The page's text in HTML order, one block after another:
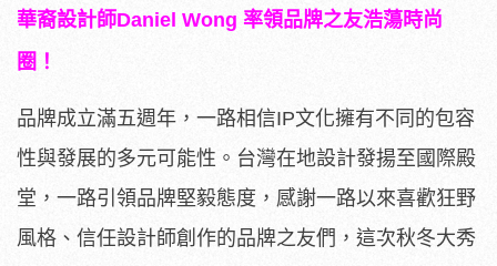
華裔設計師Daniel Wong 率領品牌之友浩蕩時尚
圈！
品牌成立滿五週年，一路相信IP文化擁有不同的包容
性與發展的多元可能性。台灣在地設計發揚至國際殿
堂，一路引領品牌堅毅態度，感謝一路以來喜歡狂野
風格、信任設計師創作的品牌之友們，這次秋冬大秀